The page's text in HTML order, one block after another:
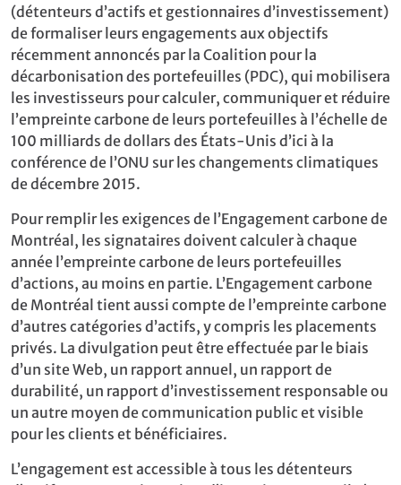
(détenteurs d’actifs et gestionnaires d’investissement)
de formaliser leurs engagements aux objectifs
récemment annoncés par la Coalition pour la
décarbonisation des portefeuilles (PDC), qui mobilisera
les investisseurs pour calculer, communiquer et réduire
l’empreinte carbone de leurs portefeuilles à l’échelle de
100 milliards de dollars des États-Unis d’ici à la
conférence de l’ONU sur les changements climatiques
de décembre 2015.
Pour remplir les exigences de l’Engagement carbone de
Montréal, les signataires doivent calculer à chaque
année l’empreinte carbone de leurs portefeuilles
d’actions, au moins en partie. L’Engagement carbone
de Montréal tient aussi compte de l’empreinte carbone
d’autres catégories d’actifs, y compris les placements
privés. La divulgation peut être effectuée par le biais
d’un site Web, un rapport annuel, un rapport de
durabilité, un rapport d’investissement responsable ou
un autre moyen de communication public et visible
pour les clients et bénéficiaires.
L’engagement est accessible à tous les détenteurs